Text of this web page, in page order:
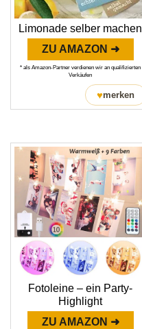
Limonade selber machen
ZU AMAZON ➜
* als Amazon-Partner verdienen wir an qualifizierten
Verkäufen
♥merken
Fotoleine – ein Party-
Highlight
ZU AMAZON ➜